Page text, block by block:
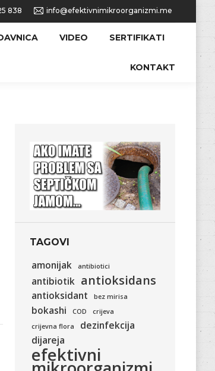
838 info@efektivnimikroorganizmi.me
VIDEO SERTIFIKATI
KONTAKT
TAGOVI
amonijak antibiotici
antibiotik antioksidans
antioksidant bez mirisa
bokashi COD
crijeva
crijevna flora
dezinfekcija
dijareja
efektivni